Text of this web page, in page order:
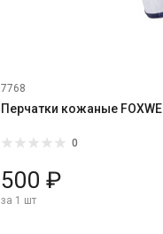
7768
Применение: TIG сварка,
0
500 ₽
за 1 шт